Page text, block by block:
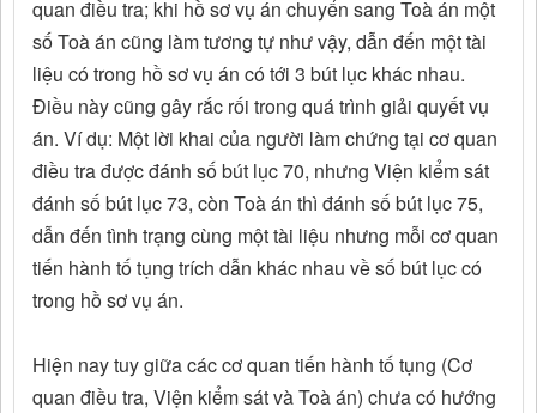
quan điều tra; khi hồ sơ vụ án chuyển sang Toà án một
số Toà án cũng làm tương tự như vậy, dẫn đến một tài
liệu có trong hồ sơ vụ án có tới 3 bút lục khác nhau.
Điều này cũng gây rắc rối trong quá trình giải quyết vụ
án. Ví dụ: Một lời khai của người làm chứng tại cơ quan
điều tra được đánh số bút lục 70, nhưng Viện kiểm sát
đánh số bút lục 73, còn Toà án thì đánh số bút lục 75,
dẫn đến tình trạng cùng một tài liệu nhưng mỗi cơ quan
tiến hành tố tụng trích dẫn khác nhau về số bút lục có
trong hồ sơ vụ án.
Hiện nay tuy giữa các cơ quan tiến hành tố tụng (Cơ
quan điều tra, Viện kiểm sát và Toà án) chưa có hướng